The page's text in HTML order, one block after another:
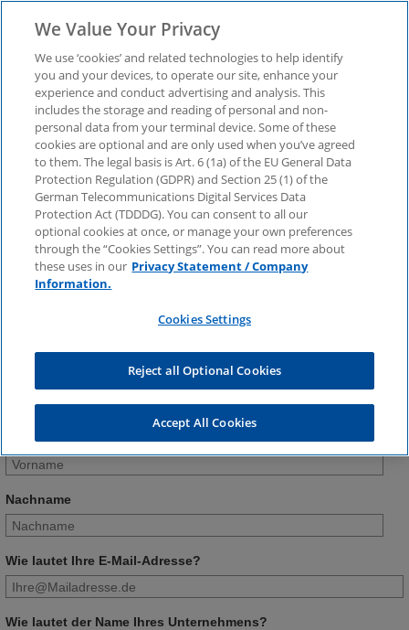
KPMG-Webcast Live:
"Herausforderung DORA
- Die Cloud unter der
Lupe“
Unterlagen des Webcasts vom 25. Februar 2022
Anrede
Vorname
Nachname
Wie lautet Ihre E-Mail-Adresse?
Wie lautet der Name Ihres Unternehmens?
We Value Your Privacy
We use ‘cookies’ and related technologies to help identify
you and your devices, to operate our site, enhance your
experience and conduct advertising and analysis. This
includes the storage and reading of personal and non-
personal data from your terminal device. Some of these
cookies are optional and are only used when you’ve agreed
to them. The legal basis is Art. 6 (1a) of the EU General Data
Protection Regulation (GDPR) and Section 25 (1) of the
German Telecommunications Digital Services Data
Protection Act (TDDDG). You can consent to all our
optional cookies at once, or manage your own preferences
through the “Cookies Settings”. You can read more about
these uses in our Privacy Statement / Company
Information.
Cookies Settings
Reject all Optional Cookies
Accept All Cookies